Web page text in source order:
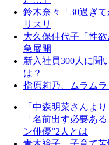
鈴木奈々「30過ぎ
リスリ
大久保佳代子「性
急展開
新入社員300人に聞
は？
指原莉乃、ムラムラ
「中森明菜さんよ
「名前出す必要あ
ン俳優”2人とは